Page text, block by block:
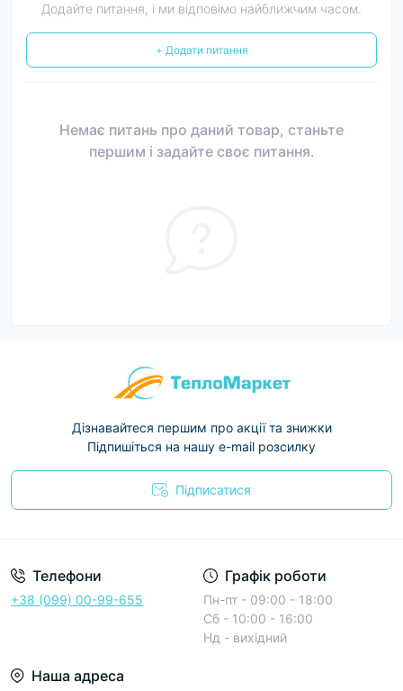
Додайте питання, і ми відповімо найближчим часом.
+ Додати питання
Немає питань про даний товар, станьте
першим і задайте своє питання.
Дізнавайтеся першим про акції та знижки
Підпишіться на нашу e-mail розсилку
Підписатися
Телефони
+38 (099) 00-99-655
Графік роботи
Пн-пт - 09:00 - 18:00
Сб - 10:00 - 16:00
Нд - вихідний
Наша адреса